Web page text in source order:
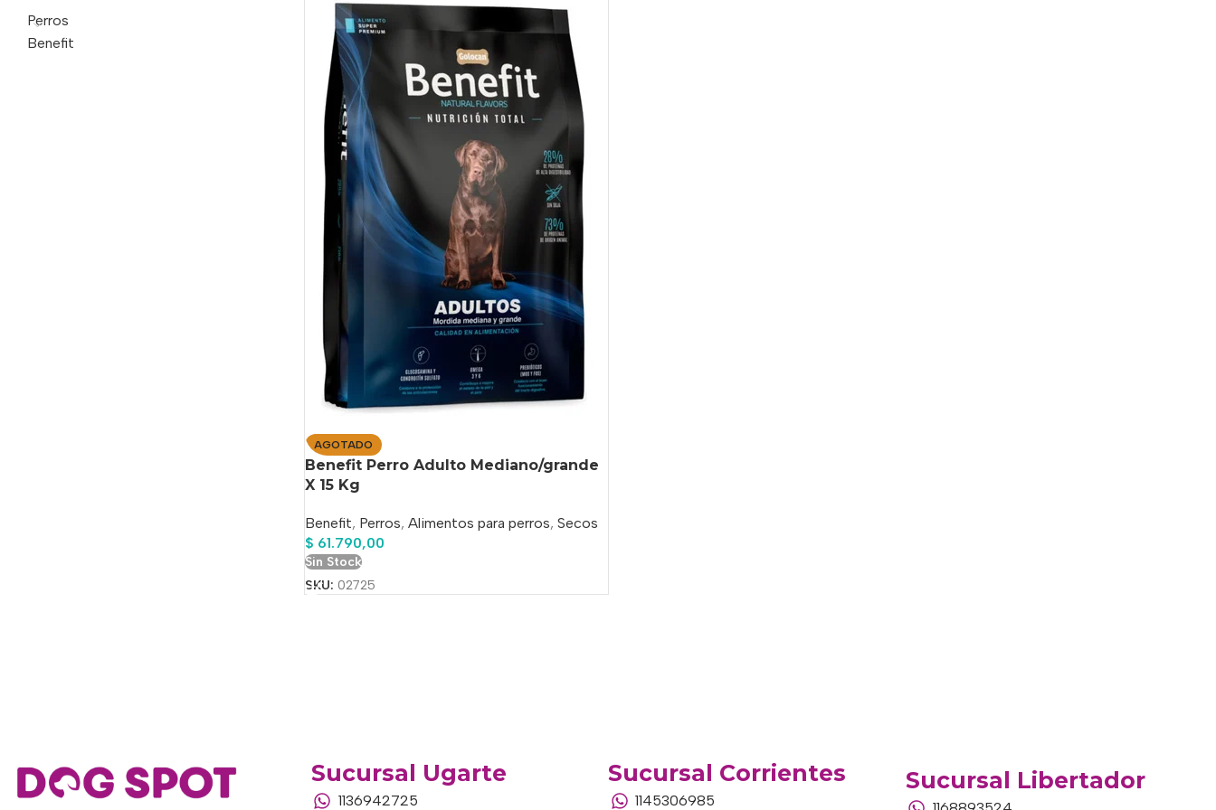
Perros
Benefit
AGOTADO
Benefit Perro Adulto Mediano/grande
X 15 Kg
Benefit, Perros, Alimentos para perros, Secos
$ 61.790,00
Sin Stock
SKU: 02725
Sucursal Ugarte
1136942725
Sucursal Corrientes
1145306985
Sucursal Libertador